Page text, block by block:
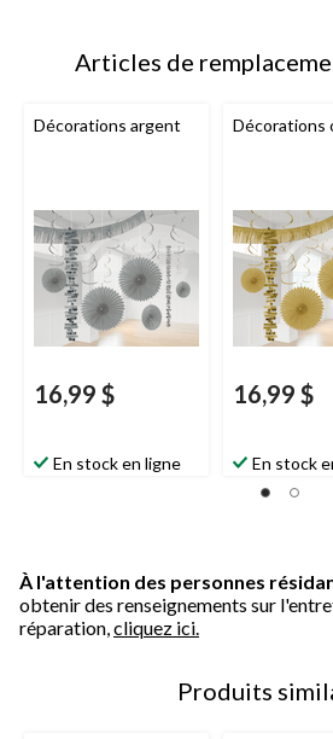
Articles de
Décorations argent
16,99 $
En stock en ligne
Décorations
16,99 $
En stock
À l'attention des personnes
obtenir des renseignements sur
réparation, cliquez ici.
Produits